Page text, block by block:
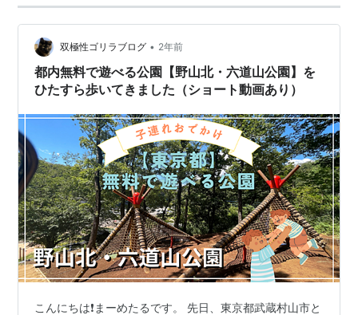
双極性ゴリラブログ • 2年前
都内無料で遊べる公園【野山北・六道山公園】を
ひたすら歩いてきました（ショート動画あり）
こんにちは❗️まーめたるです。 先日、東京都武蔵村山市と